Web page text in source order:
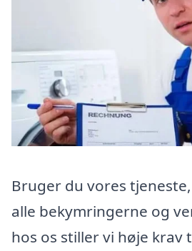
Bruger du vores
alle bekymringerne og
hos os stiller vi høje krav